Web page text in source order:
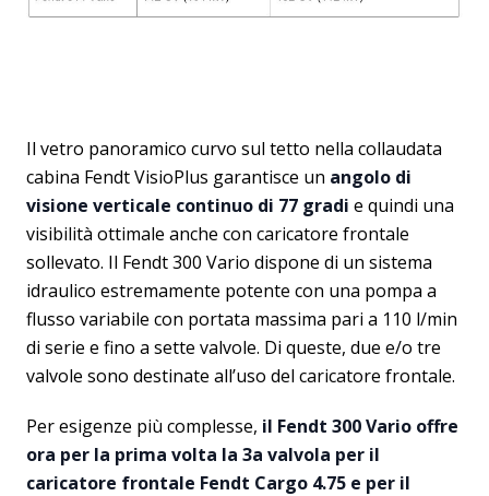
Il vetro panoramico curvo sul tetto nella collaudata
cabina Fendt VisioPlus garantisce un angolo di
visione verticale continuo di 77 gradi e quindi una
visibilità ottimale anche con caricatore frontale
sollevato. Il Fendt 300 Vario dispone di un sistema
idraulico estremamente potente con una pompa a
flusso variabile con portata massima pari a 110 l/min
di serie e fino a sette valvole. Di queste, due e/o tre
valvole sono destinate all’uso del caricatore frontale.
Per esigenze più complesse, il Fendt 300 Vario offre
ora per la prima volta la 3a valvola per il
caricatore frontale Fendt Cargo 4.75 e per il